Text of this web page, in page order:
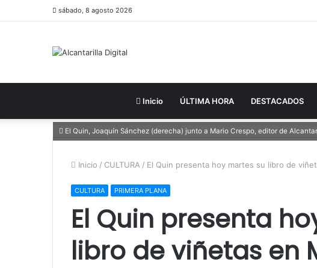
sábado, 8 agosto 2026
Inicio ÚLTIMA HORA DESTACADOS
El Quin, Joaquín Sánchez (derecha) junto a Mario Crespo, editor de
Inicio / CULTURA / El Quin presenta hoy martes su libro de
CULTURA PRIMERA PLANA
El Quin presenta
libro de viñetas en